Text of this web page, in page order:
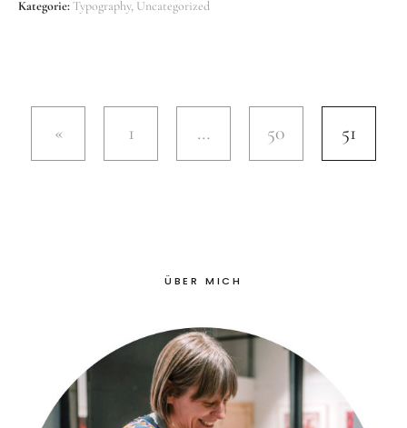
Kategorie:Typography Uncategorized
1 … 50 51
ÜBER MICH